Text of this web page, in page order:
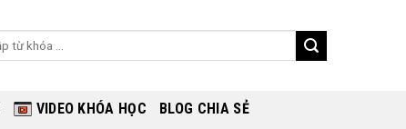
VIDEO KHÓA HỌC
BLOG CHIA SẺ